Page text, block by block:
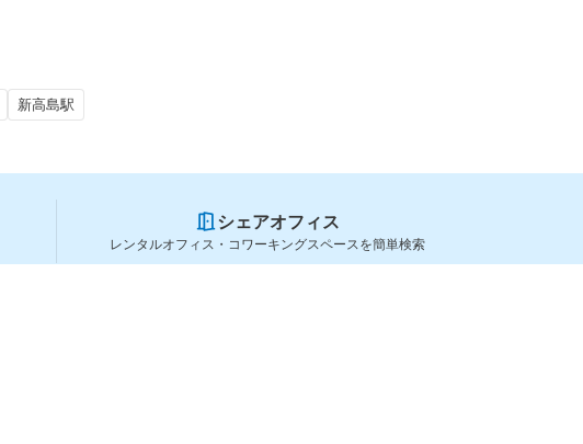
新高島駅
シェアオフィス
レンタルオフィス・コワーキングスペースを簡単検索